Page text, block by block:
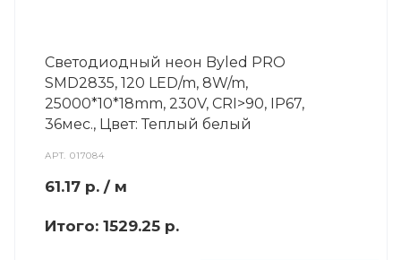
Светодиодный неон Byled PRO
SMD2835, 120 LED/m, 8W/m,
25000*10*18mm, 230V, СRI>90, IP67,
36мес., Цвет: Теплый белый
АРТ.017084
61.17 р. / м
Итого: 1529.25 р.